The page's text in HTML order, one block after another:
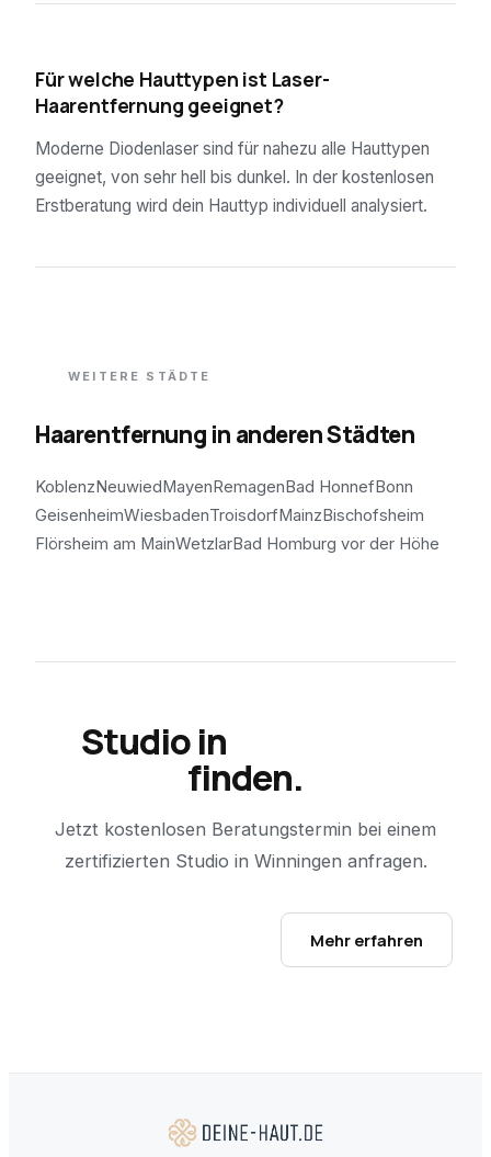
Für welche Hauttypen ist Laser-
Haarentfernung geeignet?
Moderne Diodenlaser sind für nahezu alle Hauttypen
geeignet, von sehr hell bis dunkel. In der kostenlosen
Erstberatung wird dein Hauttyp individuell analysiert.
WEITERE STÄDTE
Haarentfernung in anderen Städten
KoblenzNeuwiedMayenRemagenBad HonnefBonn
GeisenheimWiesbadenTroisdorfMainzBischofsheim
Flörsheim am MainWetzlarBad Homburg vor der Höhe
Studio in
finden.
Jetzt kostenlosen Beratungstermin bei einem
zertifizierten Studio in Winningen anfragen.
Mehr erfahren